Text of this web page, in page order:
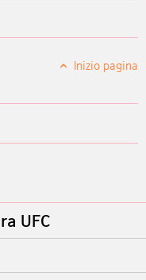
Inizio pagina
UFC